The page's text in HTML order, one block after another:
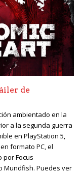
de
ambientado en la
a la segunda guerra
en PlayStation 5,
formato PC, el
por Focus
Mundfish. Puedes ver